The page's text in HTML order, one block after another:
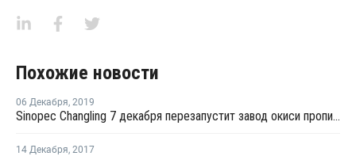
Похожие новости
06 Декабря, 2019
Sinopec Changling 7 декабря перезапустит завод окиси пропилена в провинции Хунань после планового ремонта
14 Декабря, 2017